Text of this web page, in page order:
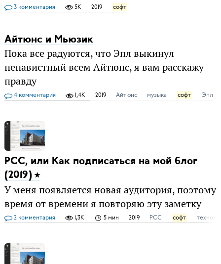
3 комментария 5K 2019 софт
Айтюнс и Мьюзик
Пока все радуются, что Эпл выкинул
ненавистный всем Айтюнс, я вам расскажу
правду
4 комментария 1,4K 2019 Айтюнс музыка софт Эпл
РСС, или Как подписаться на мой блог
(2019)
У меня появляется новая аудитория, поэтому
время от времени я повторяю эту заметку
2 комментария 1,3K 5 мин 2019 РСС софт